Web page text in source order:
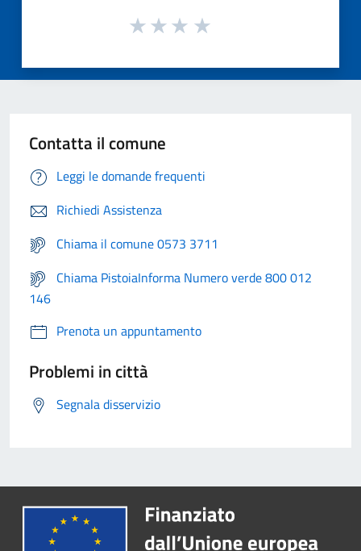
Contatta il comune
Leggi le domande frequenti
Richiedi Assistenza
Chiama il comune 0573 3711
Chiama PistoiaInforma Numero verde 800 012
146
Prenota un appuntamento
Problemi in città
Segnala disservizio